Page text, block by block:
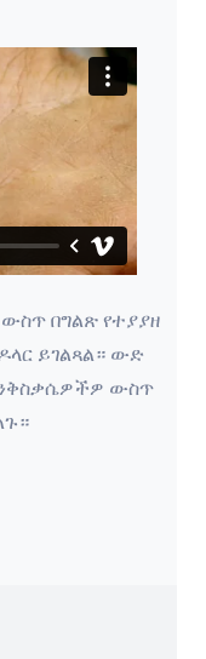
በግልጽ የተያያዘ
ይገልጻል። ውድ
ውስጥ